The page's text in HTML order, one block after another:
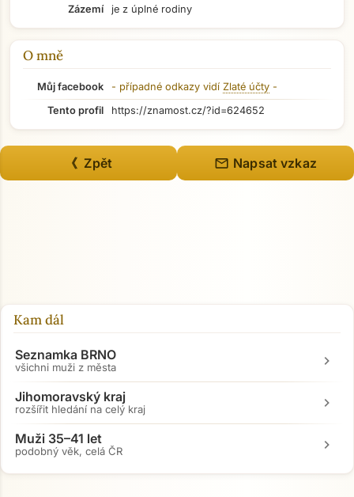
Zázemí
je z úplné rodiny
O mně
Můj facebook - případné odkazy vidí Zlaté účty -
Tento profil
https://znamost.cz/?id=624652
《 Zpět mail Napsat vzkaz
Kam dál
Seznamka BRNO
všichni muži z města chevron_right
Jihomoravský kraj
rozšířit hledání na celý kraj chevron_right
Muži 35–41 let
podobný věk, celá ČR chevron_right